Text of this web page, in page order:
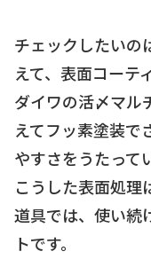
チェックしたいの
えて、表面コーテ
ダイワの活〆マル
えてフッ素塗装で
やすさをうたって
こうした表面処理
道具では、使い続
トです。